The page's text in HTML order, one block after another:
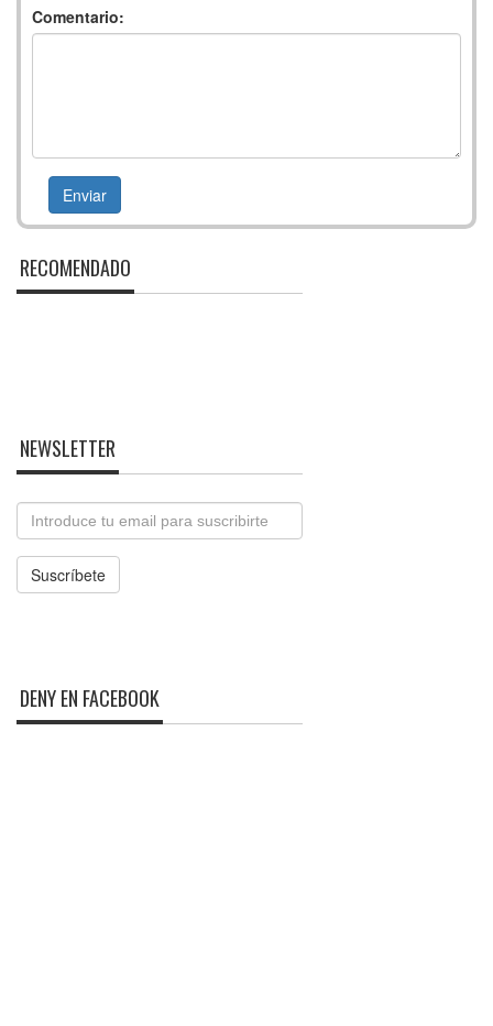
Comentario:
RECOMENDADO
NEWSLETTER
Email
Suscríbete
DENY EN FACEBOOK